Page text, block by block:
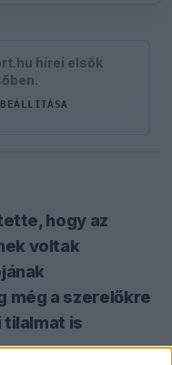
hírei elsők
hogy az
voltak
még a szerelőkre
tilalmat is